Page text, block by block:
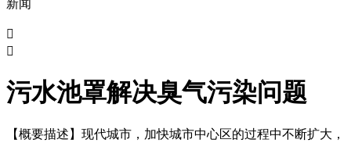
新闻


污水池罩解决臭气污染问题
【概要描述】 现代城市，加快城市中心区的过程中不断扩大，